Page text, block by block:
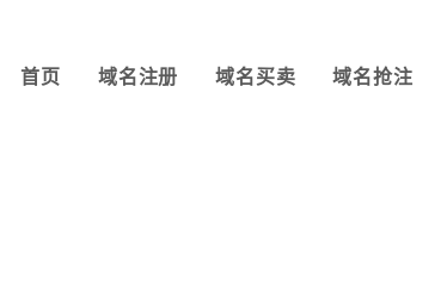
首页 域名注册 域名买卖 域名抢注